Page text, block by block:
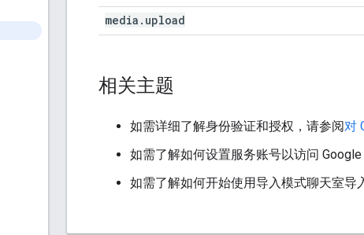
media.upload
相关主题
如需详细了解身份验证和授权，请参阅对
如需了解如何设置服务账号以访问
如需了解如何开始使用导入模式聊天室导